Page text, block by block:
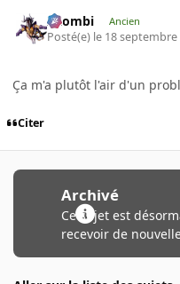
XZombi Ancien
Posté(e) le 18 septembre
Ça m'a plutôt l'air d'un
Citer
Archivé
Ce sujet est
recevoir de